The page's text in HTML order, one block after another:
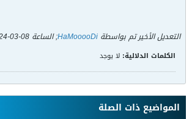
التعديل الأخير تم بواسطة HaMooooDi; الساعة 08-03-2024, 01:12 AM
الكلمات الدلالية: لا يوجد
المواضيع ذات الصلة